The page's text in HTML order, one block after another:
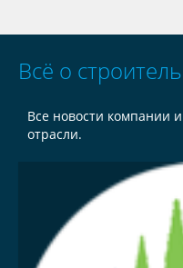
Всё о
Все новости компании
отрасли.